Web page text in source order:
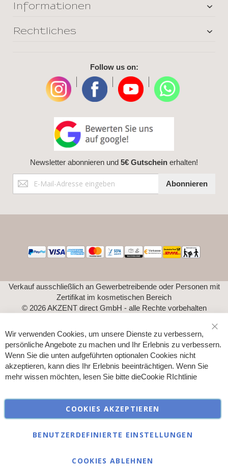
Informationen
Rechtliches
Follow us on:
Newsletter abonnieren und 5€ Gutschein erhalten!
Anmeldung
zum
Abonnieren
Verkauf ausschließlich an Gewerbetreibende oder Personen mit
Zertifikat im kosmetischen Bereich
© 2026 AKZENT direct GmbH - alle Rechte vorbehalten
Wir verwenden Cookies, um unsere Dienste zu verbessern,
persönliche Angebote zu machen und Ihr Erlebnis zu verbessern.
Wenn Sie die unten aufgeführten optionalen Cookies nicht
akzeptieren, kann dies Ihr Erlebnis beeinträchtigen. Wenn Sie
mehr wissen möchten, lesen Sie bitte dieCookie RIchtlinie
COOKIES AKZEPTIEREN
BENUTZERDEFINIERTE EINSTELLUNGEN
COOKIES ABLEHNEN